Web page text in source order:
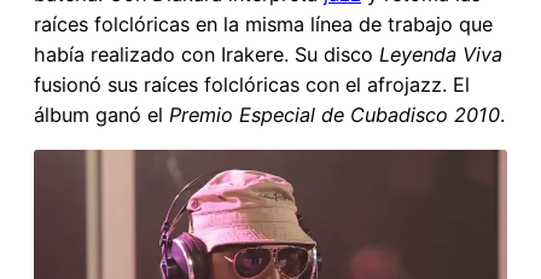
raíces folclóricas en la misma línea de trabajo que
había realizado con Irakere. Su disco Leyenda Viva
fusionó sus raíces folclóricas con el afrojazz. El
álbum ganó el Premio Especial de Cubadisco 2010.